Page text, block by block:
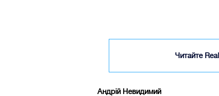
Читайте
Андрій Невидимий